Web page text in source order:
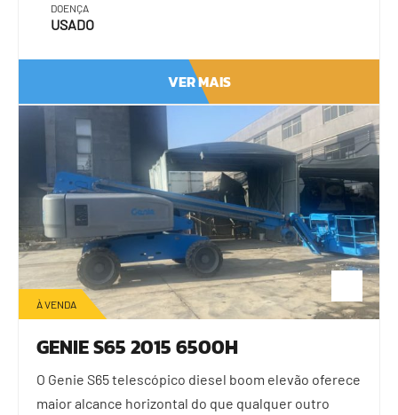
DOENÇA
USADO
VER MAIS
À VENDA
GENIE S65 2015 6500H
O Genie S65 telescópico diesel boom elevão oferece
maior alcance horizontal do que qualquer outro